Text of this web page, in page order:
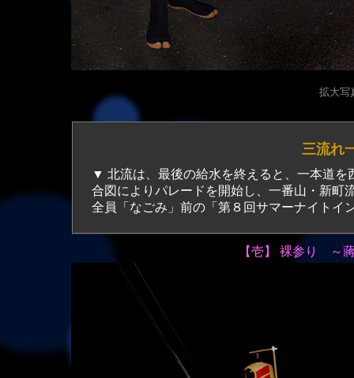
拡大写
三流れ
▼ 北流は、最後の給水を終えると、一本道を西進し、天神町の廻り留め地点で岡流に合流。本部役員の
合図によりパレードを開始し、一番山・新町
全員「なごみ」前の「第８回サマーナイトイ
【壱】 裸参